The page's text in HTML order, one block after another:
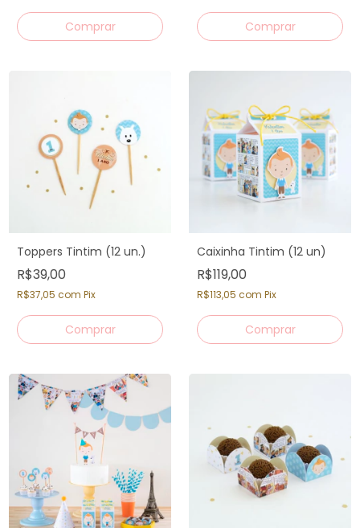
Toppers Tintim (12 un.)
R$39,00
R$37,05 com Pix
Caixinha Tintim (12 un)
R$119,00
R$113,05 com Pix